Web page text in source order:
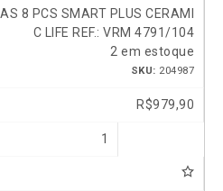
8 PCS SMART PLUS CERAMI
C LIFE REF.: VRM 4791/104
2 em estoque
SKU: 204987
R$979,90
1